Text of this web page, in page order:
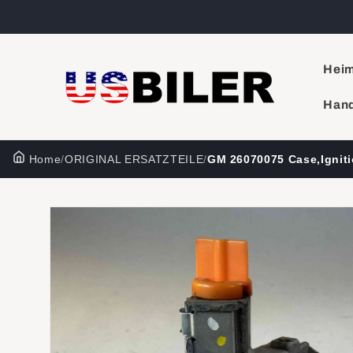
Inhalt
Home/ORIGINAL ERSATZTEILE/GM 26070075
Zu